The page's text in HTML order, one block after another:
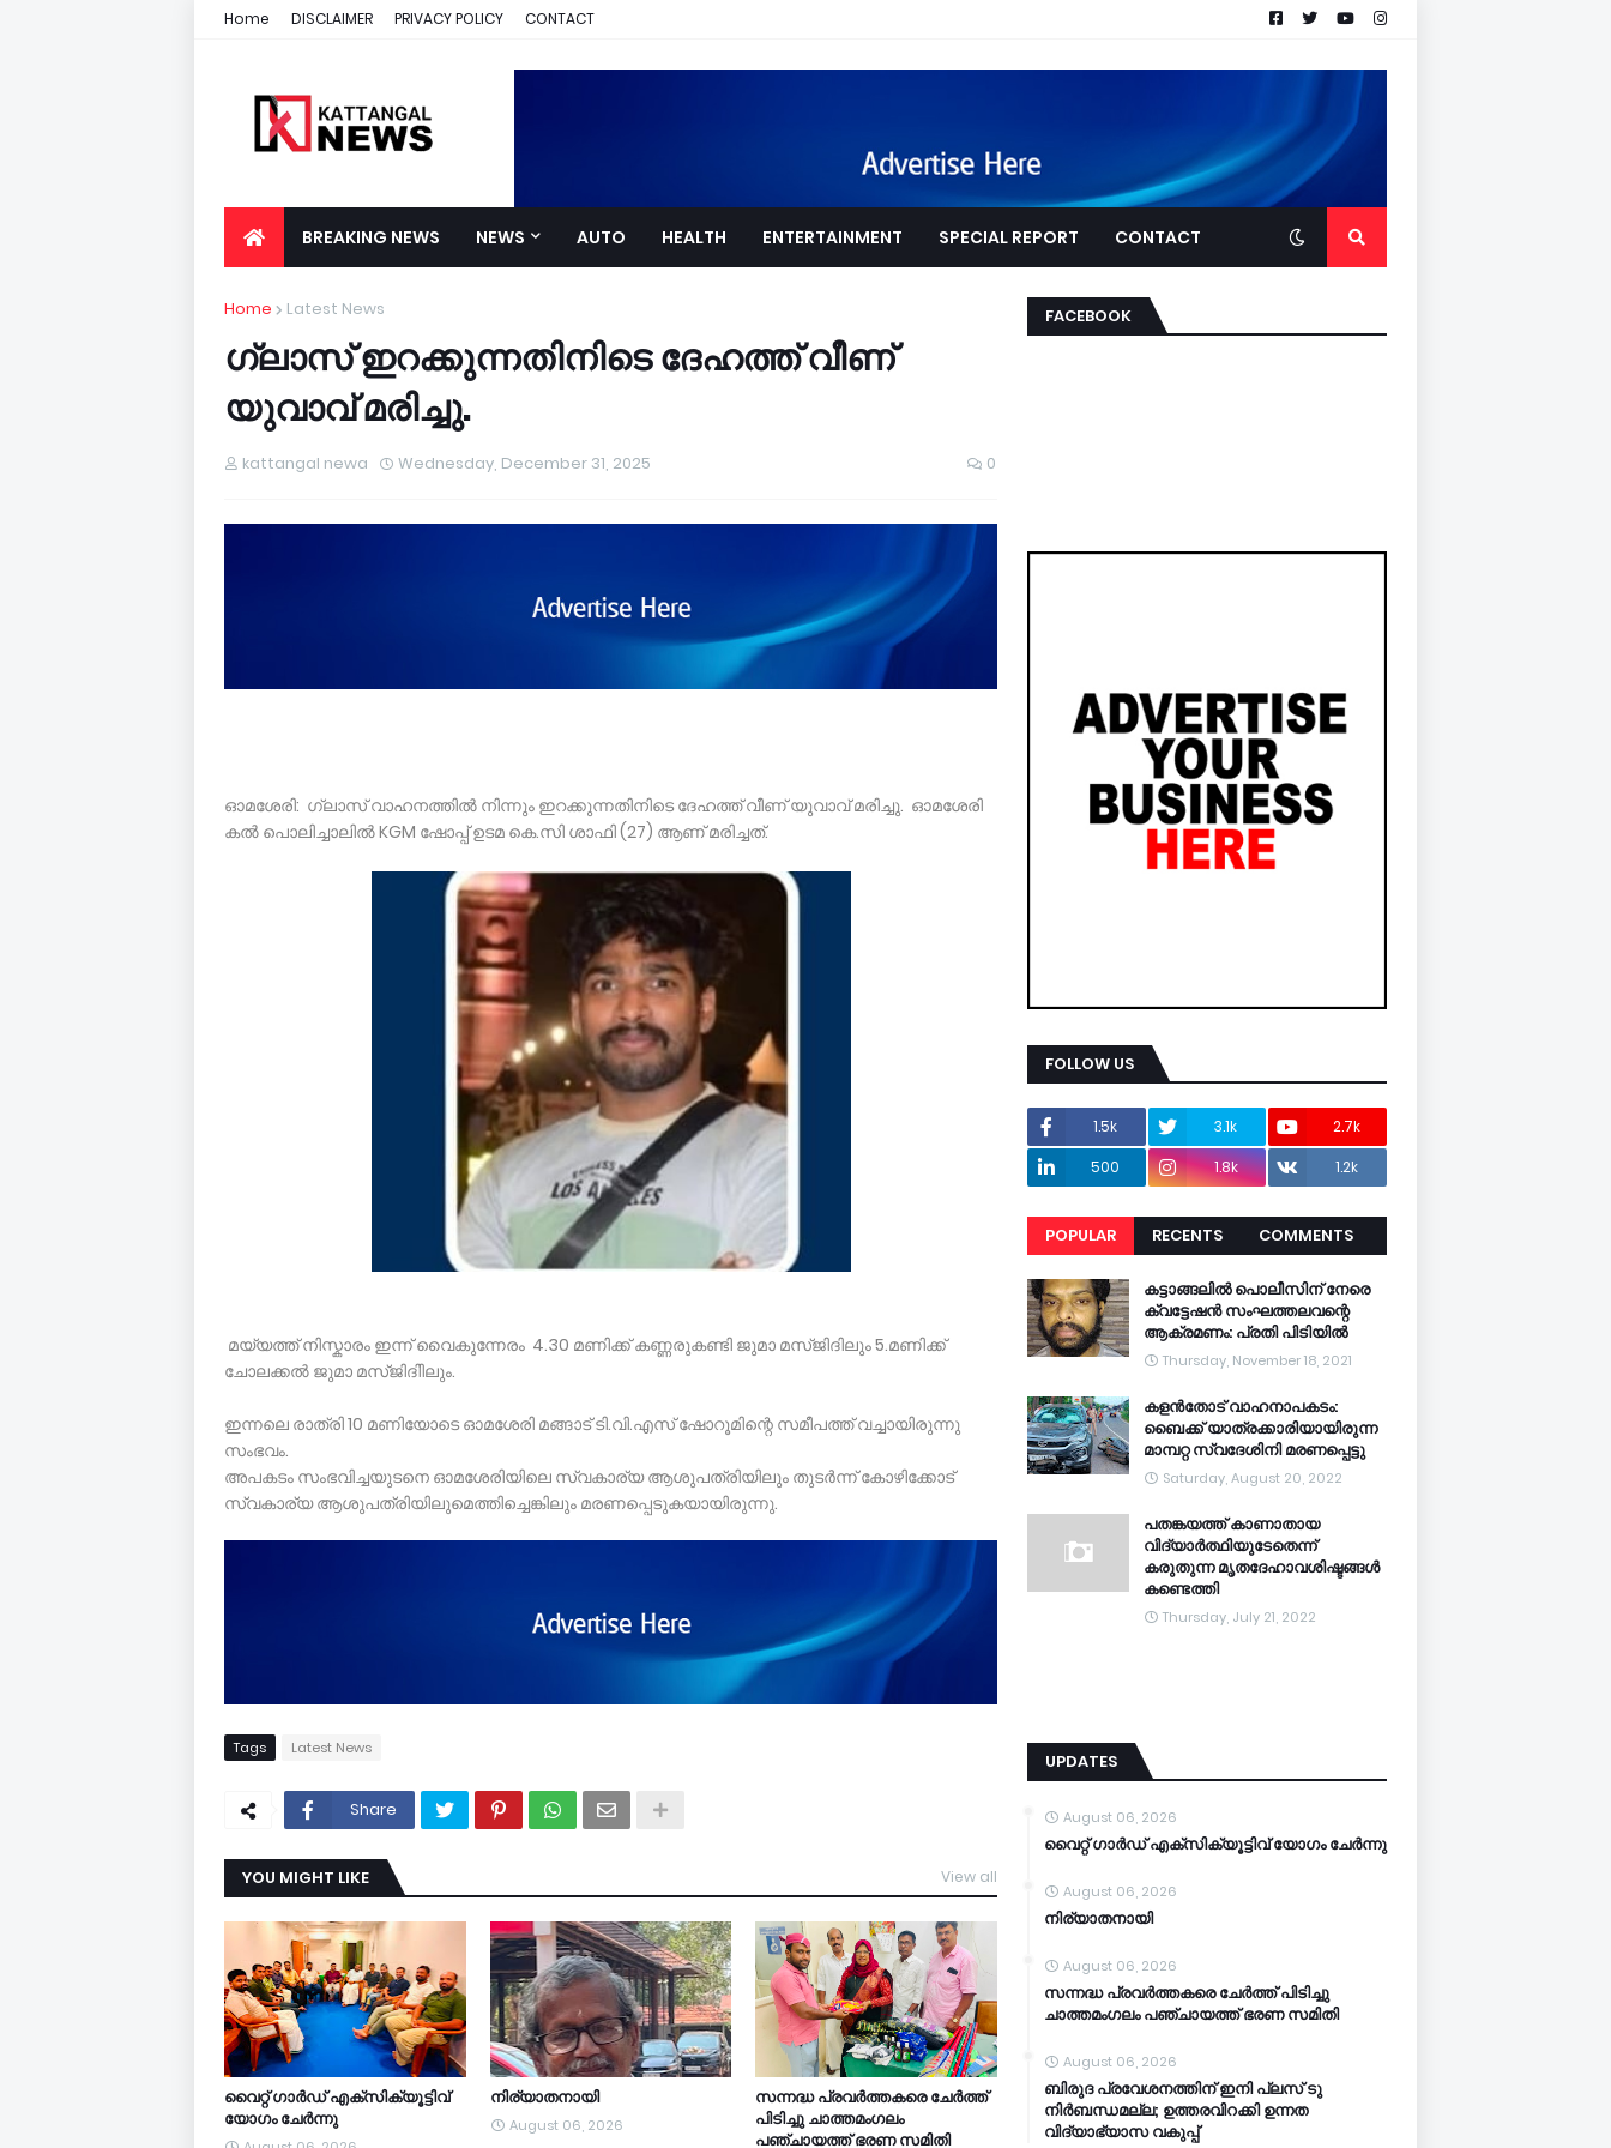
Home DISCLAIMER PRIVACY POLICY CONTACT
BREAKING NEWS NEWS AUTO HEALTH ENTERTAINMENT SPECIAL REPORT CONTACT
Home Latest News
ഗ്ലാസ് ഇറക്കുന്നതിനിടെ ദേഹത്ത് വീണ്
യുവാവ് മരിച്ചു.
kattangal newa Wednesday, December 31, 2025 0
ഓമശേരി: ഗ്ലാസ് വാഹനത്തിൽ നിന്നും ഇറക്കുന്നതിനിടെ ദേഹത്ത് വീണ് യുവാവ് മരിച്ചു. ഓമശേരി
കൽ പൊലിച്ചാലിൽ KGM ഷോപ്പ് ഉടമ കെ.സി ശാഫി (27) ആണ് മരിച്ചത്.
മയ്യത്ത് നിസ്കാരം ഇന്ന് വൈകുന്നേരം 4.30 മണിക്ക് കണ്ണരുകണ്ടി ജുമാ മസ്ജിദിലും 5.മണിക്ക്
ചോലക്കൽ ജുമാ മസ്‌ജിദിിലും.
ഇന്നലെ രാത്രി 10 മണിയോടെ ഓമശേരി മങ്ങാട് ടി.വി.എസ് ഷോറൂമിന്റെ സമീപത്ത് വച്ചായിരുന്നു
സംഭവം.
അപകടം സംഭവിച്ചയുടനെ ഓമശേരിയിലെ സ്വകാര്യ ആശുപത്രിയിലും തുടർന്ന് കോഴിക്കോട്
സ്വകാര്യ ആശുപത്രിയിലുമെത്തിച്ചെങ്കിലും മരണപ്പെടുകയായിരുന്നു.
Tags Latest News
Share
YOU MIGHT LIKE View all
വൈറ്റ് ഗാർഡ് എക്സിക്യൂട്ടിവ്
യോഗം ചേർന്നു
നിര്യാതനായി
August 06, 2026
സന്നദ്ധ പ്രവർത്തകരെ ചേർത്ത്
പിടിച്ചു ചാത്തമംഗലം
പഞ്ചായത്ത്‌ ഭരണ സമിതി
FACEBOOK
FOLLOW US
1.5k 3.1k
2.7k
500
1.8k 1.2k
POPULAR RECENTS
COMMENTS
RECENTS
കട്ടാങ്ങലിൽ പൊലീസിന് നേരെ
ക്വട്ടേഷൻ സംഘത്തലവന്റെ
ആക്രമണം: പ്രതി പിടിയിൽ
Thursday, November 18, 2021
കളൻതോട് വാഹനാപകടം:
ബൈക്ക് യാത്രക്കാരിയായിരുന്ന
മാമ്പറ്റ സ്വദേശിനി മരണപ്പെട്ടു
Saturday, August 20, 2022
പതങ്കയത്ത് കാണാതായ
വിദ്യാർത്ഥിയുടേതെന്ന്
കരുതുന്ന മൃതദേഹാവശിഷ്ടങ്ങൾ
കണ്ടെത്തി
Thursday, July 21, 2022
UPDATES
August 06, 2026
വൈറ്റ് ഗാർഡ് എക്സിക്യൂട്ടിവ് യോഗം ചേർന്നു
August 06, 2026
നിര്യാതനായി
August 06, 2026
സന്നദ്ധ പ്രവർത്തകരെ ചേർത്ത് പിടിച്ചു
ചാത്തമംഗലം പഞ്ചായത്ത്‌ ഭരണ സമിതി
August 06, 2026
ബിരുദ പ്രവേശനത്തിന് ഇനി പ്ലസ് ടു
നിർബന്ധമല്ല; ഉത്തരവിറക്കി ഉന്നത
വിദ്യാഭ്യാസ വകുപ്പ്